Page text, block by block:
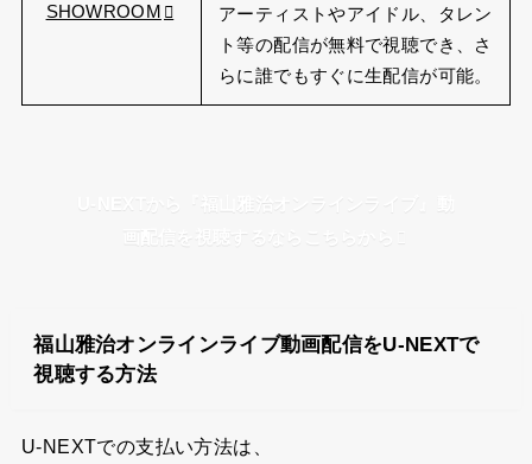
SHOWROOM
アーティストやアイドル、タレン
ト等の配信が無料で視聴でき、さ
らに誰でもすぐに生配信が可能。
U-NEXTから『福山雅治オンラインライブ』動
画配信を視聴するならこちらから
福山雅治オンラインライブ動画配信をU-NEXTで
視聴する方法
U-NEXTでの支払い方法は、